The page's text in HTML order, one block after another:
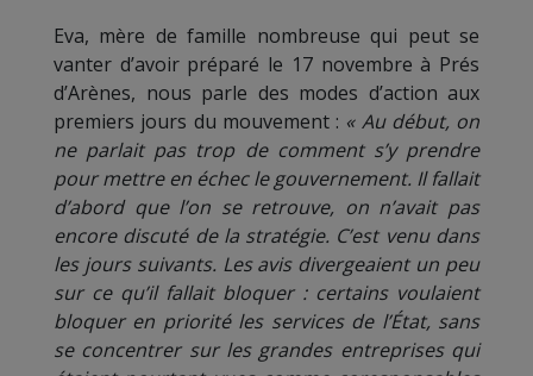
Eva, mère de famille nombreuse qui peut se
vanter d’avoir préparé le 17 novembre à Prés
d’Arènes, nous parle des modes d’action aux
premiers jours du mouvement : « Au début, on
ne parlait pas trop de comment s’y prendre
pour mettre en échec le gouvernement. Il fallait
d’abord que l’on se retrouve, on n’avait pas
encore discuté de la stratégie. C’est venu dans
les jours suivants. Les avis divergeaient un peu
sur ce qu’il fallait bloquer : certains voulaient
bloquer en priorité les services de l’État, sans
se concentrer sur les grandes entreprises qui